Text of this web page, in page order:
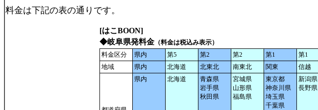
料金は下記の表の通りです。
[はこBOON]
◆岐阜県発料金（料金は税込み表示）
料金区分
県内 第5 第2 第2 第1 第1
地域
県内 北海道 北東北 南東北 関東 信越
県内 北海道
青森県
岩手県
秋田県
宮城県
山形県
福島県
東京都
神奈川県
埼玉県
千葉県
新潟県
長野県